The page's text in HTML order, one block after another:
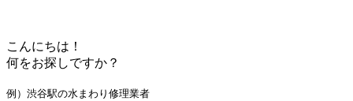
こんにちは！
何をお探しですか？
例）渋谷駅の水まわり修理業者